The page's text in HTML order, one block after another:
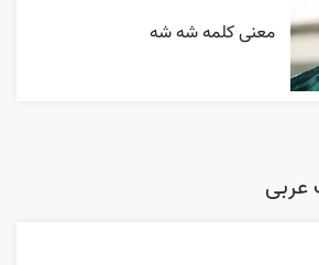
معنی کلمه شه شه
عربی